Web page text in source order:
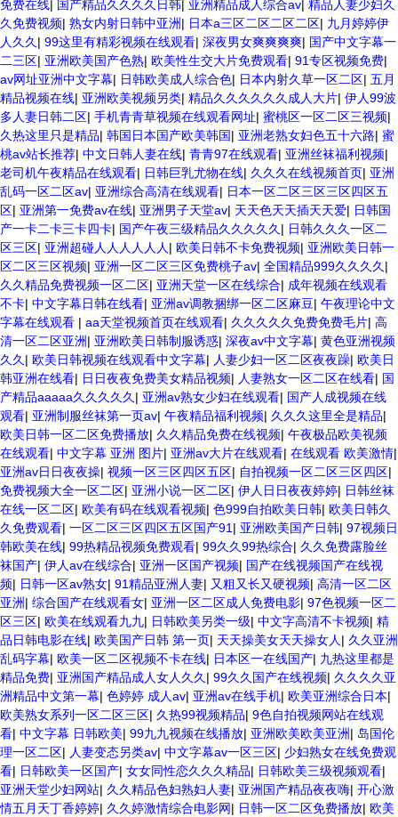
免费在线| 国产精品久久久久日韩| 亚洲精品成人综合av| 精品人妻少妇久
久免费视频| 熟女内射日韩中亚洲| 日本a三区二区二区二区| 九月婷婷伊
人久久 | 99这里有精彩视频在线观看| 深夜男女爽爽爽爽| 国产中文字幕一
二三区| 亚洲欧美国产色熟| 欧美性生交大片免费观看| 91专区视频免费|
av网址亚洲中文字幕| 日韩欧美成人综合色| 日本内射久草一区二区| 五月
精品视频在线| 亚洲欧美视频另类| 精品久久久久久久成人大片| 伊人99波
多人妻日韩二区| 手机青青草视频在线观看网址| 蜜桃区一区二区三视频|
久热这里只是精品| 韩国日本国产欧美韩国| 亚洲老熟女妇色五十六路| 蜜
桃av站长推荐| 中文日韩人妻在线| 青青97在线观看| 亚洲丝袜福利视频|
老司机午夜精品在线观看| 日韩巨乳尤物在线| 久久久在线视频首页| 亚洲
乱码一区二区av| 亚洲综合高清在线观看| 日本一区二区三区三区四区五
区| 亚洲第一免费av在线| 亚洲男子天堂av| 天天色天天插天天爱| 日韩国
产一卡二卡三卡四卡| 国产午夜三级精品久久久久久 | 日韩久久久一区二
区三区| 亚洲超碰人人人人人人 | 欧美日韩不卡免费视频| 亚洲欧美日韩一
区二区三区视频| 亚洲一区二区三区免费桃子av| 全国精品999久久久久 |
久久精品免费视频一区二区| 亚洲天堂一区在线综合| 成年视频在线观看
不卡| 中文字幕日韩在线看| 亚洲av调教捆绑一区二区麻豆| 午夜理论中文
字幕在线观看 | aa天堂视频首页在线观看| 久久久久久免费免费毛片| 高
清一区二区亚洲| 亚洲欧美日韩制服诱惑| 深夜av中文字幕| 黄色亚洲视频
久久 | 欧美日韩视频在线观看中文字幕| 人妻少妇一区二区夜夜躁| 欧美日
韩亚洲在线看| 日日夜夜免费美女精品视频| 人妻熟女一区二区在线看| 国
产精品aaaaa久久久久久 | 亚洲av熟女少妇在线观看| 国产人成视频在线
观看| 亚洲制服丝袜第一页av| 午夜精品福利视频| 久久久这里全是精品|
欧美日韩一区二区免费播放| 久久精品免费在线视频| 午夜极品欧美视频
在线观看| 中文字幕 亚洲 图片| 亚洲av大片在线观看| 在线观看 欧美激情|
亚洲av日日夜夜操| 视频一区三区四区五区| 自拍视频一区二区三区四区|
免费视频大全一区二区| 亚洲小说一区二区| 伊人日日夜夜婷婷| 日韩丝袜
在线一区二区| 欧美有码在线观看视频| 色999自拍欧美日韩| 欧美日韩久
久免费观看| 一区二区三区四区五区国产91 | 亚洲欧美国产日韩| 97视频日
韩欧美在线| 99热精品视频免费观看| 99久久99热综合| 久久免费露脸丝
袜国产| 伊人av在线综合| 亚洲一区国产视频| 国产在线视频国产在线视
频| 日韩一区av熟女| 91精品亚洲人妻| 又粗又长又硬视频| 高清一区二区
亚洲| 综合国产在线观看女| 亚洲一区二区成人免费电影| 97色视频一区二
区三区| 欧美在线观看九九| 日韩欧美另类一级| 中文字高清不卡视频| 精
品日韩电影在线| 欧美国产日韩 第一页| 天天操美女天天操女人 | 久久亚洲
乱码字幕| 欧美一区二区视频不卡在线| 日本区一在线国产| 九热这里都是
精品免费| 亚洲国产精品成人女人久久 | 99久久国产在线视频| 久久久久亚
洲精品中文第一幕| 色婷婷 成人av| 亚洲av在线手机| 欧美亚洲综合日本|
欧美熟女系列一区二区三区| 久热99视频精品| 9色自拍视频网站在线观
看| 中文字幕 日韩欧美| 99九九视频在线播放| 亚洲欧美欧美亚洲| 岛国伦
理一区二区| 人妻变态另类av| 中文字幕av一区三区| 少妇熟女在线免费观
看| 日韩欧美一区国产| 女女同性恋久久久精品| 日韩欧美三级视频观看|
亚洲天堂少妇网站| 久久精品色妇熟妇人妻| 亚洲国产精品夜夜嗨| 开心激
情五月天丁香婷婷| 久久婷激情综合电影网| 日韩一区二区免费播放| 欧美